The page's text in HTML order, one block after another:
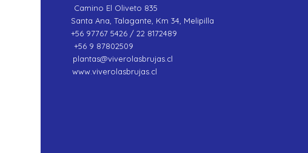
Camino El Oliveto 835
Santa Ana, Talagante, Km 34, Melipilla
+56 97767 5426 / 22 8172489
+56 9 87802509
plantas@viverolasbrujas.cl
www.viverolasbrujas.cl